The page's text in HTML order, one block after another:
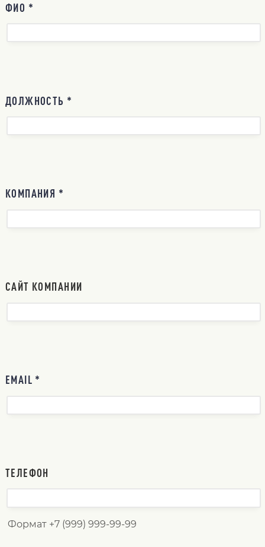
ФИО *
ДОЛЖНОСТЬ *
КОМПАНИЯ *
САЙТ КОМПАНИИ
EMAIL *
ТЕЛЕФОН
Формат +7 (999) 999-99-99